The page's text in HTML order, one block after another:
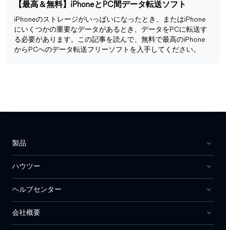
【最高＆無料】iPhoneとPC間データ転送ソフト
iPhoneのストレージがいっぱいになったとき、またはiPhone
にいくつかの重要なデータがあるとき、データをPCに転送す
る必要があります。この記事を読んで、無料で最高のiPhone
からPCへのデータ転送フリーソフトを入手してください。
製品
ハウツー
ヘルプセンター
会社概要